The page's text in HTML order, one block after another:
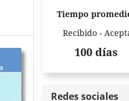
Tiempo
Recibido -
100 días
Redes sociales